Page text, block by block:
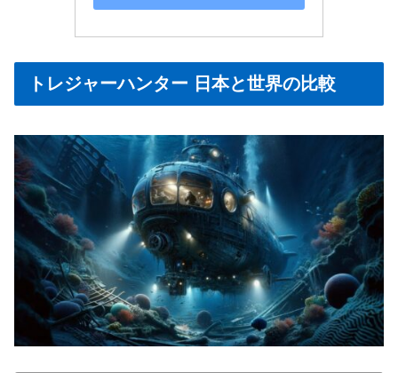
トレジャーハンター 日本と世界の比較